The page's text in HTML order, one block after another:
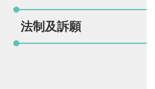
法制及訴願